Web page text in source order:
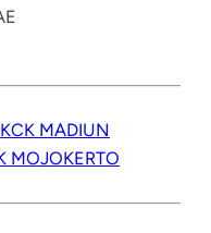
MADIUN
MOJOKERTO